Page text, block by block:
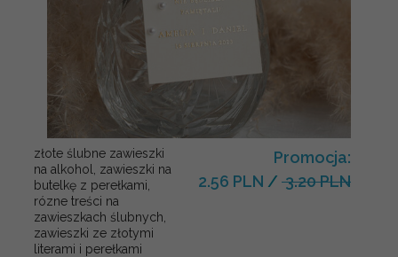
złote ślubne zawieszki
na alkohol, zawieszki na
butelkę z perełkami,
rózne treści na
zawieszkach ślubnych,
zawieszki ze złotymi
literami i perełkami
Promocja:
2.56 PLN / 3.20 PLN